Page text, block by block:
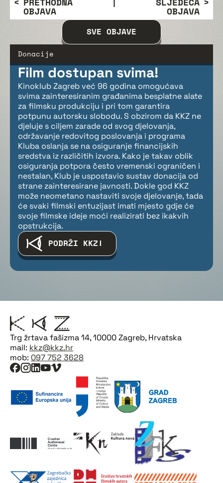
OBJAVA OBJAVA
SVE OBJAVE
Donacije
Film dostupan svima!
Kinoklub Zagreb već 96 godina omogućava
svima zainteresiranim građanima besplatne alate
za filmsku produkciju i pri tom garantira
potpunu autorsku slobodu. S obzirom da KKZ ne
djeluje s ciljem zarade od svog djelovanja,
održavanje redovitog poslovanja i programa
Kluba oslanja se na osiguranje financijskih
sredstva iz različitih izvora. Kako je takav oblik
osiguranja potpora često vremenski ograničen i
nestalan, Klub je uspostavio sustav donacija od
strane zainteresirane javnosti. Dokle god KKZ
može neometano nastaviti svoje djelovanje, tada
će svaki filmski entuzijast imati mjesto gdje će
svoje filmske ideje moći realizirati bez ikakvih
opstrukcija.
PODRŽI KKZ!
Trg žrtava fašizma 14, 10000 Zagreb, Hrvatska
mail: kkz@kkz.hr
mob: 097 752 3628